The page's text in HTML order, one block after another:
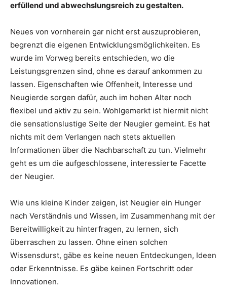
erfüllend und abwechslungsreich zu gestalten.
Neues von vornherein gar nicht erst auszuprobieren,
begrenzt die eigenen Entwicklungsmöglichkeiten. Es
wurde im Vorweg bereits entschieden, wo die
Leistungsgrenzen sind, ohne es darauf ankommen zu
lassen. Eigenschaften wie Offenheit, Interesse und
Neugierde sorgen dafür, auch im hohen Alter noch
flexibel und aktiv zu sein. Wohlgemerkt ist hiermit nicht
die sensationslustige Seite der Neugier gemeint. Es hat
nichts mit dem Verlangen nach stets aktuellen
Informationen über die Nachbarschaft zu tun. Vielmehr
geht es um die aufgeschlossene, interessierte Facette
der Neugier.
Wie uns kleine Kinder zeigen, ist Neugier ein Hunger
nach Verständnis und Wissen, im Zusammenhang mit der
Bereitwilligkeit zu hinterfragen, zu lernen, sich
überraschen zu lassen. Ohne einen solchen
Wissensdurst, gäbe es keine neuen Entdeckungen, Ideen
oder Erkenntnisse. Es gäbe keinen Fortschritt oder
Innovationen.